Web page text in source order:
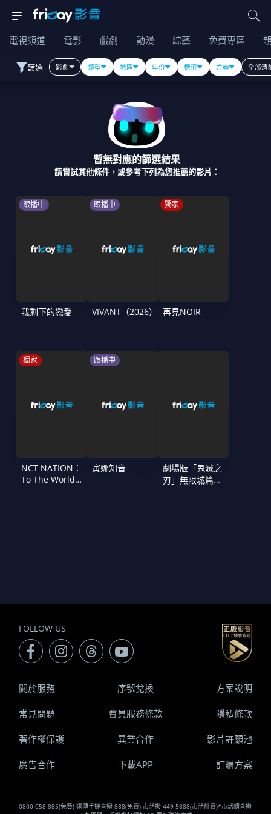
電視頻道 電影 戲劇 動漫 綜藝 免費專區
篩選 影劇 類型 地區 年份 標籤 方案 全部清
暫無對應的篩選結果
請嘗試其他條件，或參考下列為您推薦的影片：
跟播中
我剩下的戀愛
跟播中
VIVANT（2026）
獨家
再見NOIR
獨家
NCT NATION：
To The World
跟播中
寅娜知音
劇場版「鬼滅之
刃」無限城篇
FOLLOW US
0800-058-885(免費) 遠傳手機直撥 888(免費) 市話撥 449-5888(市話計費)*市話請直撥
關於服務 序號兌換 方案說明
常見問題 會員服務條款 隱私條款
著作權保護 異業合作 影片許願池
廣告合作 下載APP 訂購方案